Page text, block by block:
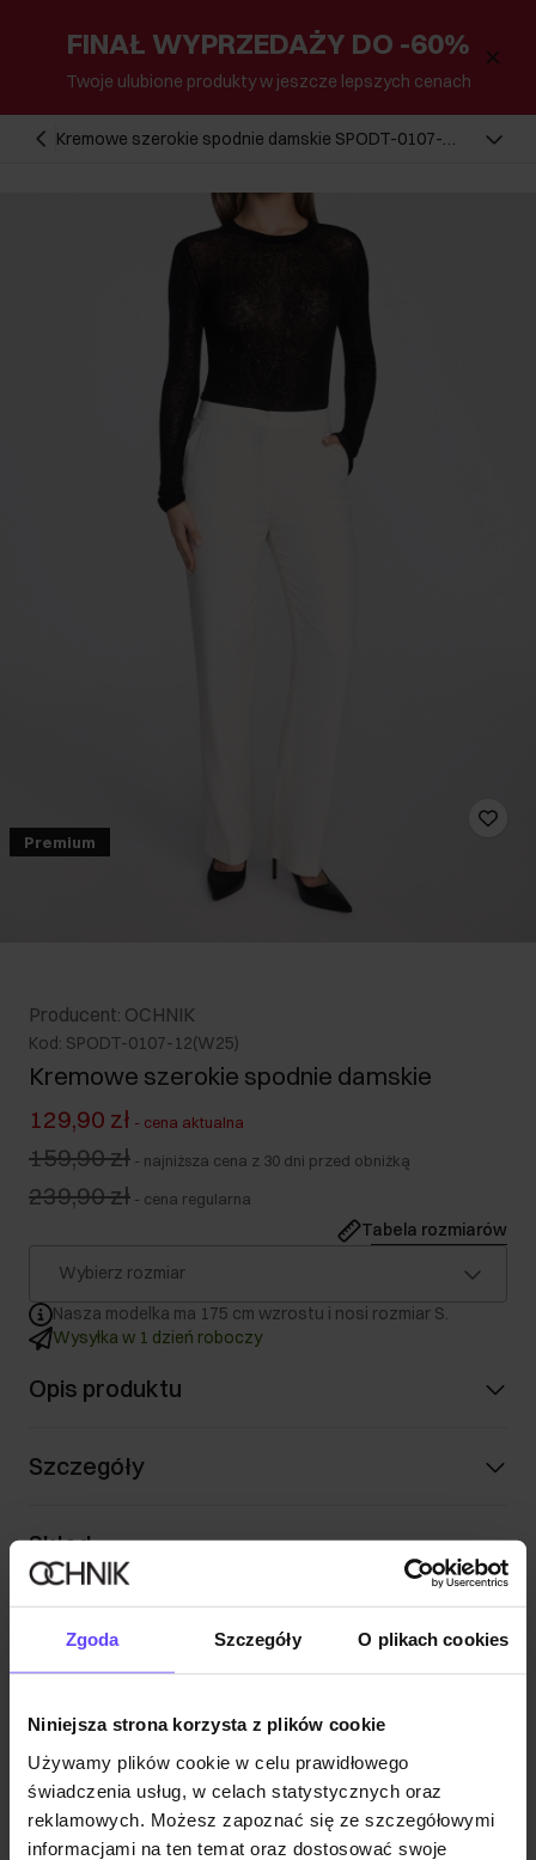
Zgoda Szczegóły O plikach cookies
Niniejsza strona korzysta z plików cookie
Używamy plików cookie w celu prawidłowego
świadczenia usług, w celach statystycznych oraz
reklamowych. Możesz zapoznać się ze szczegółowymi
informacjami na ten temat oraz dostosować swoje
FINAŁ WYPRZEDAŻY DO -60%
Twoje ulubione produkty w jeszcze lepszych cenach
Kremowe szerokie spodnie damskie SPODT-0107-
Premium
Producent: OCHNIK
Kod: SPODT-0107-12(W25)
Kremowe szerokie spodnie damskie
129,90 zł - cena aktualna
159,90 zł - najniższa cena z 30 dni przed obniżką
239,90 zł - cena regularna
Tabela rozmiarów
Wybierz rozmiar
Nasza modelka ma 175 cm wzrostu i nosi rozmiar S.
Wysyłka w 1 dzień roboczy
Opis produktu
Szczegóły
Skład
Kremowa elegancka marynarka damska
ZAKDT-0040-12(W25)
259,90 zł
399,90 zł- najniższa cena z 30 dni przed